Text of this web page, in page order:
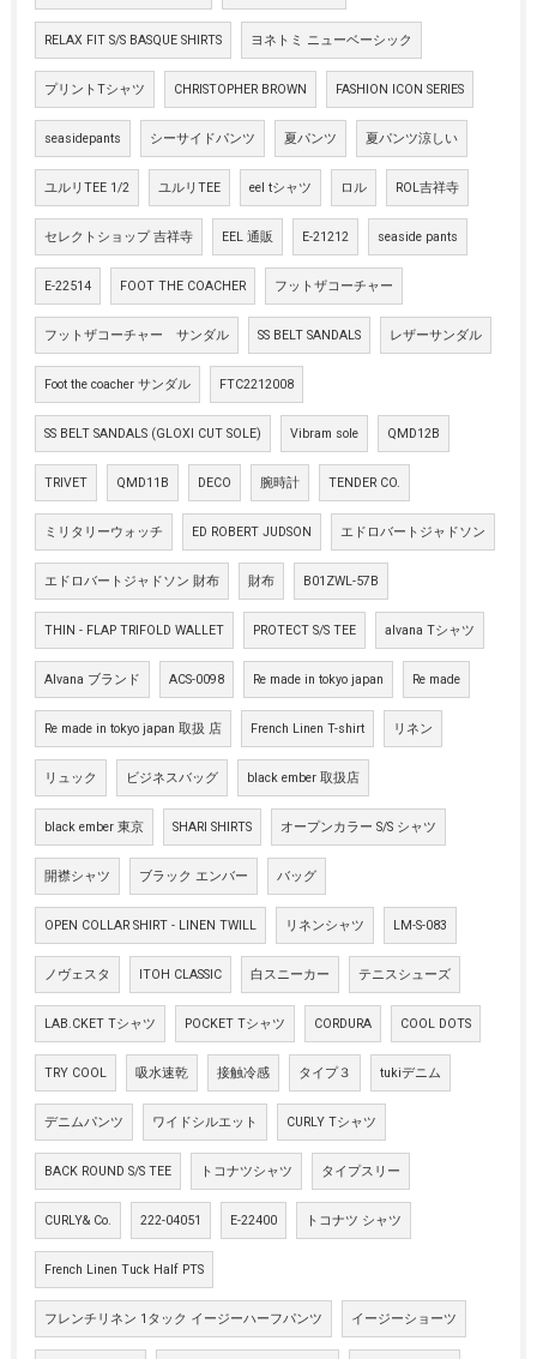
RELAX FIT S/S BASQUE SHIRTS ヨネトミ ニューベーシック
プリントTシャツ CHRISTOPHER BROWN FASHION ICON SERIES
seasidepants シーサイドパンツ 夏パンツ 夏パンツ涼しい
ユルリTEE 1/2 ユルリTEE eel tシャツ ロル ROL吉祥寺
セレクトショップ 吉祥寺 EEL 通販 E-21212 seaside pants
E-22514 FOOT THE COACHER フットザコーチャー
フットザコーチャー サンダル SS BELT SANDALS レザーサンダル
Foot the coacher サンダル FTC2212008
SS BELT SANDALS (GLOXI CUT SOLE) Vibram sole QMD12B
TRIVET QMD11B DECO 腕時計 TENDER CO.
ミリタリーウォッチ ED ROBERT JUDSON エドロバートジャドソン
エドロバートジャドソン 財布 財布 B01ZWL-57B
THIN - FLAP TRIFOLD WALLET PROTECT S/S TEE alvana Tシャツ
Alvana ブランド ACS-0098 Re made in tokyo japan Re made
Re made in tokyo japan 取扱 店 French Linen T-shirt リネン
リュック ビジネスバッグ black ember 取扱店
black ember 東京 SHARI SHIRTS オープンカラー S/S シャツ
開襟シャツ ブラック エンバー バッグ
OPEN COLLAR SHIRT - LINEN TWILL リネンシャツ LM-S-083
ノヴェスタ ITOH CLASSIC 白スニーカー テニスシューズ
LAB.CKET Tシャツ POCKET Tシャツ CORDURA COOL DOTS
TRY COOL 吸水速乾 接触冷感 タイプ３ tukiデニム
デニムパンツ ワイドシルエット CURLY Tシャツ
BACK ROUND S/S TEE トコナツシャツ タイプスリー
CURLY& Co. 222-04051 E-22400 トコナツ シャツ
French Linen Tuck Half PTS
フレンチリネン 1タック イージーハーフパンツ イージーショーツ